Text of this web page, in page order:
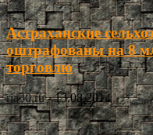
Астраханские
оштрафованы на 8
торговлю
ria30.ru - 13.08.2014